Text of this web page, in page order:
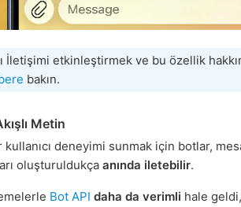
İletişimi etkinleştirmek ve bu özellik
bakın.
Metin
deneyimi sunmak için botlar,
oluşturuldukça anında iletebilir.
Bot API daha da verimli hale